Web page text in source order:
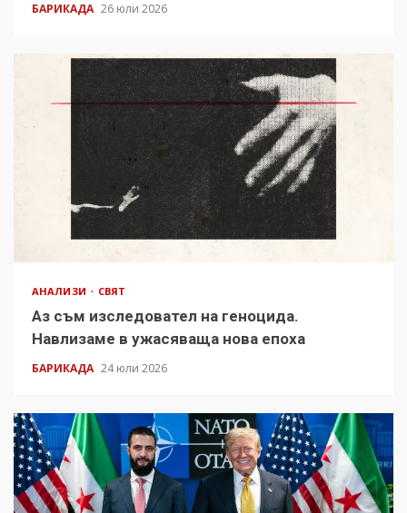
БАРИКАДА 26 юли 2026
АНАЛИЗИ СВЯТ
Аз съм изследовател на геноцида.
Навлизаме в ужасяваща нова епоха
БАРИКАДА 24 юли 2026